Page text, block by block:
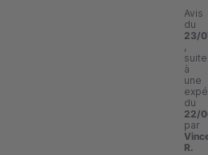
Avis
du
23/
,
suite
à
une
du
22/
par
R.